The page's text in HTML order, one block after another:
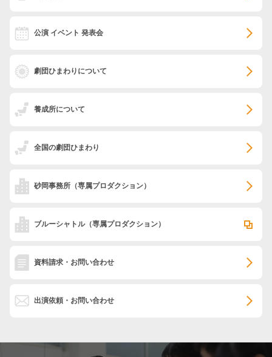
公演 イベント 発表会
劇団ひまわりについて
養成所について
全国の劇団ひまわり
砂岡事務所 （専属プロダクション）
ブルーシャトル（専属プロダクション）
資料請求・お問い合わせ
出演依頼・お問い合わせ